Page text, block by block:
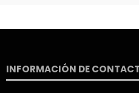
INFORMACIÓN DE